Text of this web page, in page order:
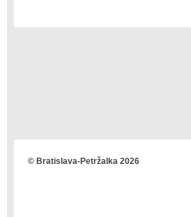
© Bratislava-Petržalka 2026